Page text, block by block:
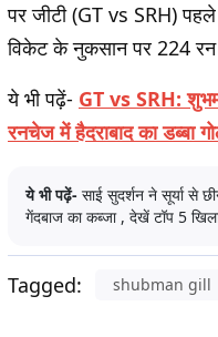
पर जीटी (GT vs SRH)
विकेट के नुकसान पर 224 रन
ये भी पढ़ें- GT vs SRH:
रनचेज में हैदराबाद का डब्बा
ये भी पढ़ें- साई सुदर्शन ने सूर्या से
गेंदबाज का कब्जा , देखें टॉप 5
Tagged: shubman gill